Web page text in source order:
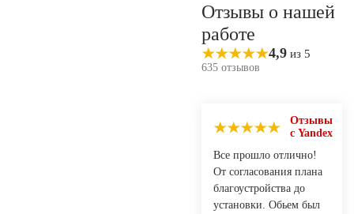
Отзывы о нашей
работе
4,9 из 5
635 отзывов
Отзывы
с Yandex
Все прошло отлично!
От согласования плана
благоустройства до
установки. Обьем был